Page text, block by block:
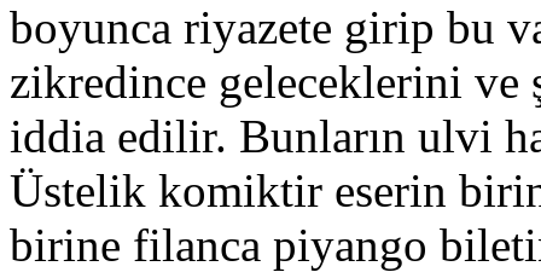
boyunca riyazete girip bu
zikredince geleceklerini ve
iddia edilir. Bunların ulvi
Üstelik komiktir eserin
birine filanca piyango